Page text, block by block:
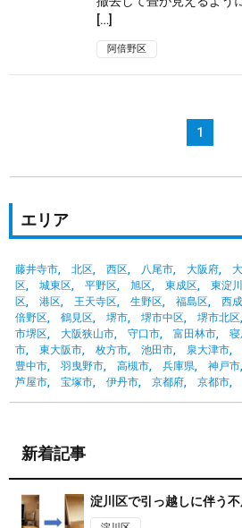
エリア
藤井寺市 北区 西区 八尾市 大阪府
区
城東区 平野区 旭区 東成区 東淀
区
港区 王天寺区 生野区 福島区 西
倍野区
鶴見区 堺市 堺市中区 堺市北区
市堺区
大阪狭山市 守口市 富田林市
市
東大阪市 枚方市 池田市 泉大津市
豊中市
羽曳野市 高槻市 兵庫県 神戸市
芦屋市
宝塚市 伊丹市 京都府 京都市
[…]
阿倍野区
1
新着記事
淀川区で引っ越しに伴う